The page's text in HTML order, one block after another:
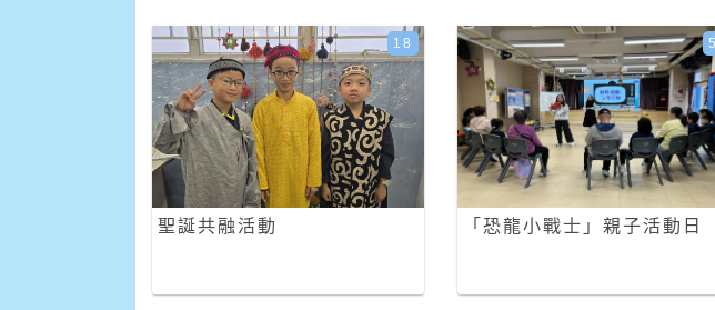
聖誕共融活動
18
「恐龍小戰士」親子活動日
5